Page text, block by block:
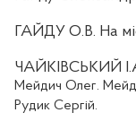
ГАЙДУ О.В. На
ЧАЙКІВСЬКИЙ
Мейдич Олег.
Рудик Сергій.